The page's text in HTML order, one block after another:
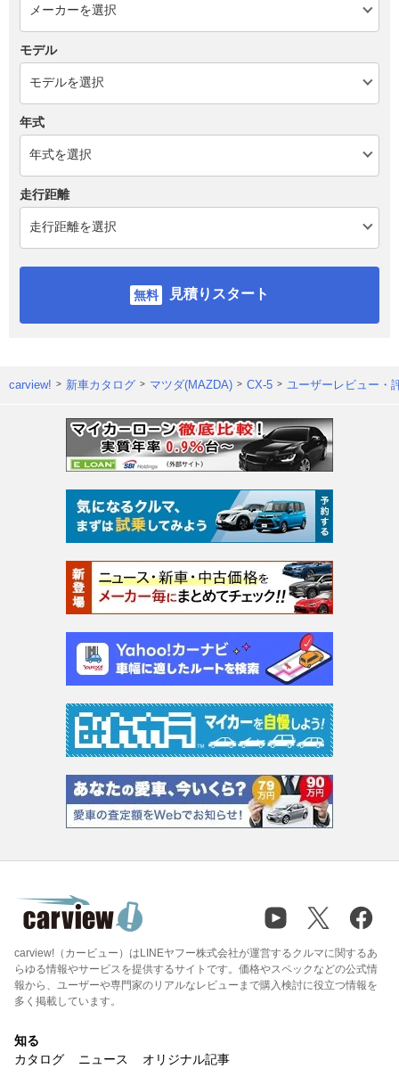
モデル
年式
走行距離
見積りスタート
carview! 新車カタログ マツダ(MAZDA) CX-5 ユーザーレビュー・
carview!（カービュー）はLINEヤフー株式会社が運営するクルマに関するあ
らゆる情報やサービスを提供するサイトです。価格やスペックなどの公式情
報から、ユーザーや専門家のリアルなレビューまで購入検討に役立つ情報を
多く掲載しています。
知る
カタログ
ニュース オリジナル記事